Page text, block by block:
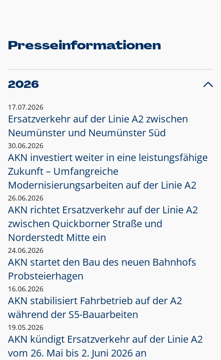
Presseinformationen
2026
17.07.2026
Ersatzverkehr auf der Linie A2 zwischen
Neumünster und Neumünster Süd
30.06.2026
AKN investiert weiter in eine leistungsfähige
Zukunft – Umfangreiche
Modernisierungsarbeiten auf der Linie A2
26.06.2026
AKN richtet Ersatzverkehr auf der Linie A2
zwischen Quickborner Straße und
Norderstedt Mitte ein
24.06.2026
AKN startet den Bau des neuen Bahnhofs
Probsteierhagen
16.06.2026
AKN stabilisiert Fahrbetrieb auf der A2
während der S5-Bauarbeiten
19.05.2026
AKN kündigt Ersatzverkehr auf der Linie A2
vom 26. Mai bis 2. Juni 2026 an